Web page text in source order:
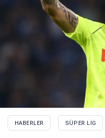
HABERLER SÜPER LIG